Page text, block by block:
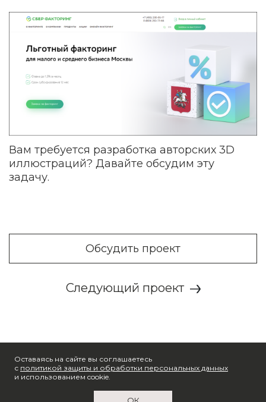
Вам требуется разработка авторских 3D
иллюстраций? Давайте обсудим эту
задачу.
Обсудить проект
Следующий проект
Оставаясь на сайте вы соглашаетесь
с политикой защиты и обработки персональных данных
и использованием cookie.